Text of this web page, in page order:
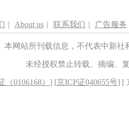
| About us | 联系我们 | 广告服务
本网站所刊载信息，不代表中新
未经授权禁止转载、摘编、
0106168） ] [京ICP证040655号] [